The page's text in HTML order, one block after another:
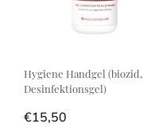
Hygiene Handgel (biozid,
Desinfektionsgel)
€15,50